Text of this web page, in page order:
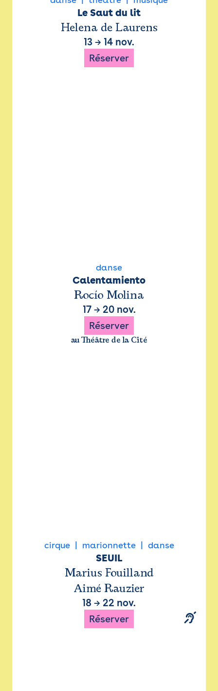
Le Saut du lit
Helena de Laurens
13 → 14 nov.
Réserver
danse
Calentamiento
Rocío Molina
17→ 20 nov.
Réserver
au Théâtre de la Cité
cirque marionnette danse
SEUIL
Marius Fouilland
Aimé Rauzier
18 → 22 nov.
Réserver